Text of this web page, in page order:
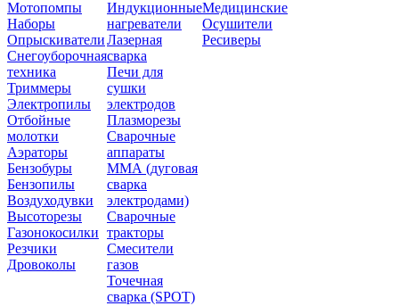
Мотопомпы
Наборы
Опрыскиватели
Снегоуборочная
техника
Триммеры
Электропилы
Отбойные
молотки
Аэраторы
Бензобуры
Бензопилы
Воздуходувки
Высоторезы
Газонокосилки
Резчики
Дровоколы
Индукционные
нагреватели
Лазерная
сварка
Печи для
сушки
электродов
Плазморезы
Сварочные
аппараты
ММА (дуговая
сварка
электродами)
Сварочные
тракторы
Смесители
газов
Точечная
сварка (SPOT)
Медицинские
Осушители
Ресиверы